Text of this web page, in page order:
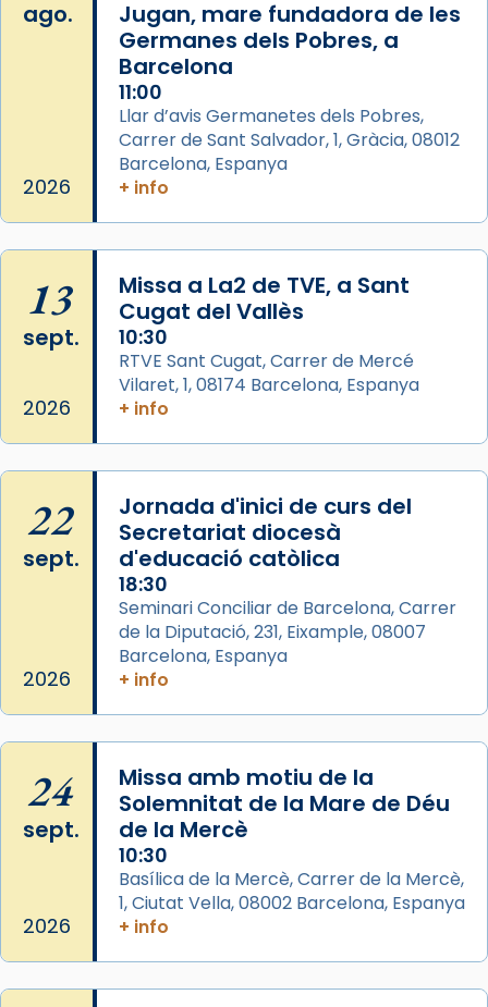
Aquest dilluns, 27 de juliol, ha tingut lloc la
missa d’acció de gràcies en agraïment al
comitè organitzador de la visita apostòlica
del Sant Pare Lleó XIV a Barcelona, i als
col·laboradors, a la Catedral de Barcelona.
L’arquebisbe de Barcelona, el cardenal Joan
Josep Omella, ha presidit la missa i l’ha
concelebrat el bisbe auxiliar de Barcelona,
Mons. David Abadías.
📸 Dr. G. Simón
View on Facebook · Share
Arquebisbat de Barcelona
Memòria de les santes Juliana i
Semproniana, verges i màrtirs.
Acompanyant la història de sant Cugat, a
partir de l’Edat Mitjana sorgeix la tradició
que les santes Juliana (“relatiu a Júlia”) i
Semproniana (“relatiu a Semprònia =
eterna”) són deixebles seves. I l’any 1667, el
frare Joan Gaspar Roig, afirma en una obra
Foto
View on Facebook · Share
ago.
2026
Jugan, mare fundadora de les
Germanes dels Pobres, a
Barcelona
11:00
Llar d’avis Germanetes dels Pobres,
Carrer de Sant Salvador, 1, Gràcia, 08012
Barcelona, Espanya
+ info
13
sept.
2026
Missa a La2 de TVE, a Sant
Cugat del Vallès
10:30
RTVE Sant Cugat, Carrer de Mercé
Vilaret, 1, 08174 Barcelona, Espanya
+ info
22
sept.
2026
Jornada d'inici de curs del
Secretariat diocesà
d'educació catòlica
18:30
Seminari Conciliar de Barcelona, Carrer
de la Diputació, 231, Eixample, 08007
Barcelona, Espanya
+ info
24
sept.
2026
Missa amb motiu de la
Solemnitat de la Mare de Déu
de la Mercè
10:30
Basílica de la Mercè, Carrer de la Mercè,
1, Ciutat Vella, 08002 Barcelona, Espanya
+ info